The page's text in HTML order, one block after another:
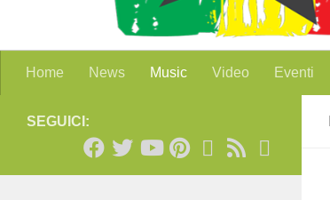
Home News Music Video Eventi
SEGUICI: